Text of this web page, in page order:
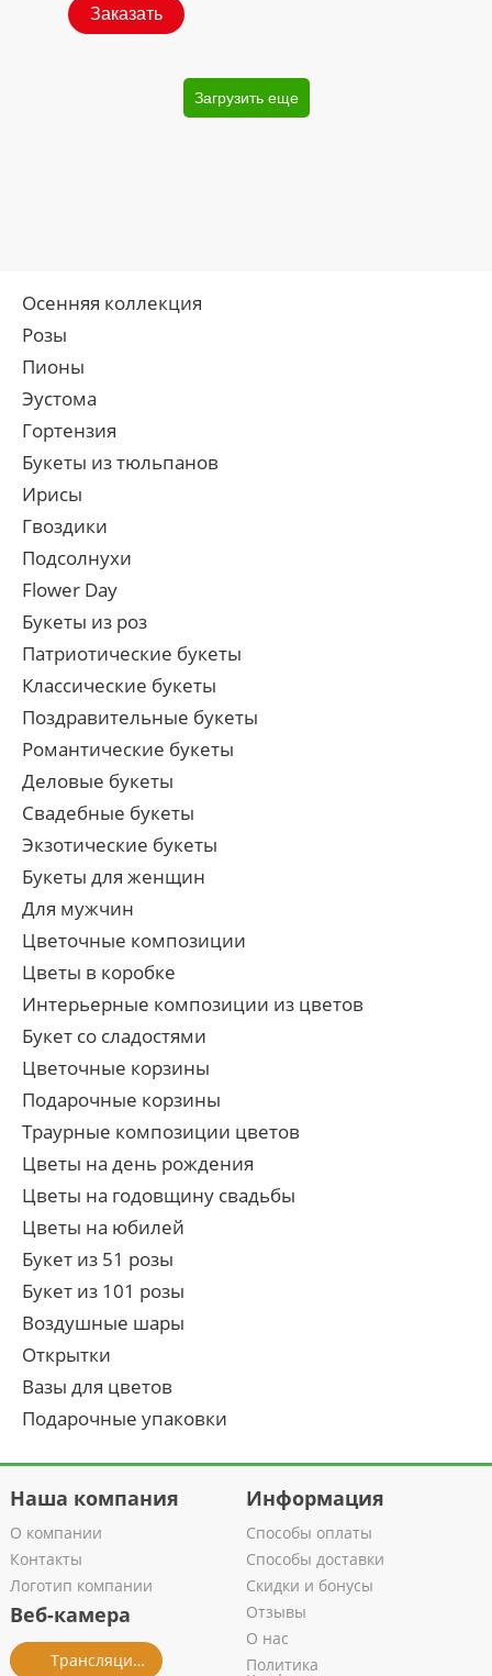
Заказать
Загрузить еще
Осенняя коллекция
Розы
Пионы
Эустома
Гортензия
Букеты из тюльпанов
Ирисы
Гвоздики
Подсолнухи
Flower Day
Букеты из роз
Патриотические букеты
Классические букеты
Поздравительные букеты
Романтические букеты
Деловые букеты
Свадебные букеты
Экзотические букеты
Букеты для женщин
Для мужчин
Цветочные композиции
Цветы в коробке
Интерьерные композиции из цветов
Букет со сладостями
Цветочные корзины
Подарочные корзины
Траурные композиции цветов
Цветы на день рождения
Цветы на годовщину свадьбы
Цветы на юбилей
Букет из 51 розы
Букет из 101 розы
Воздушные шары
Открытки
Вазы для цветов
Подарочные упаковки
Наша компания
О компании
Контакты
Логотип компании
Веб-камера
Трансляция из салона
Информация
Способы оплаты
Способы доставки
Скидки и бонусы
Отзывы
О нас
Политика